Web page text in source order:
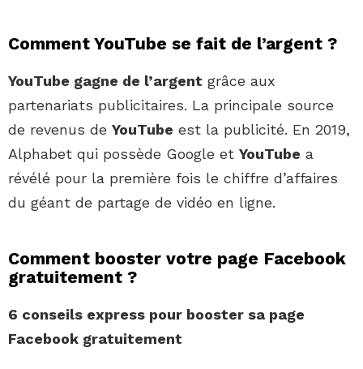
Comment YouTube se fait de l’argent ?
YouTube gagne de l’argent grâce aux
partenariats publicitaires. La principale source
de revenus de YouTube est la publicité. En 2019,
Alphabet qui possède Google et YouTube a
révélé pour la première fois le chiffre d’affaires
du géant de partage de vidéo en ligne.
Comment booster votre page Facebook
gratuitement ?
6 conseils express pour booster sa page
Facebook gratuitement